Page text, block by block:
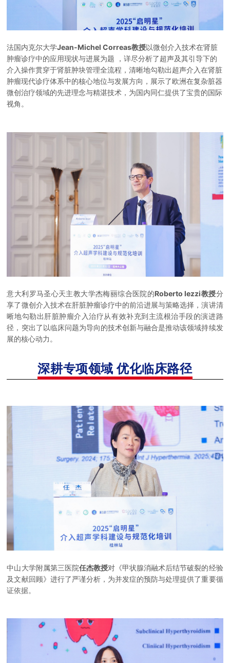
法国内克尔大学Jean-Michel Correas教授以微创介入技术在肾脏
肿瘤诊疗中的应用现状与进展为题 ，详尽分析了超声及其引导下的
介入操作贯穿于肾脏肿块管理全流程，清晰地勾勒出超声介入在肾脏
肿瘤现代诊疗体系中的核心地位与发展方向，展示了欧洲在复杂脏器
微创治疗领域的先进理念与精湛技术，为国内同仁提供了宝贵的国际
视角。
意大利罗马圣心天主教大学杰梅丽综合医院的Roberto Iezzi教授分
享了微创介入技术在肝脏肿瘤诊疗中的前沿进展与策略选择，演讲清
晰地勾勒出肝脏肿瘤介入治疗从有效补充到主流根治手段的演进路
径，突出了以临床问题为导向的技术创新与融合是推动该领域持续发
展的核心动力。
深耕专项领域优化临床路径
中山大学附属第三医院任杰教授对《甲状腺消融术后结节破裂的经验
及文献回顾》进行了严谨分析，为并发症的预防与处理提供了重要循
证依据。